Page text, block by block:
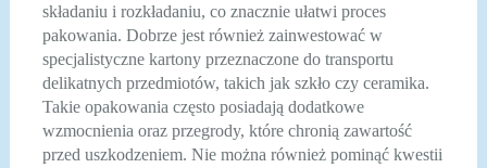
składaniu i rozkładaniu, co znacznie ułatwi proces
pakowania. Dobrze jest również zainwestować w
specjalistyczne kartony przeznaczone do transportu
delikatnych przedmiotów, takich jak szkło czy ceramika.
Takie opakowania często posiadają dodatkowe
wzmocnienia oraz przegrody, które chronią zawartość
przed uszkodzeniem. Nie można również pominąć kwestii